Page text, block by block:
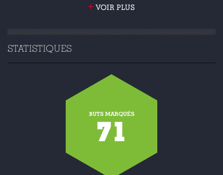
+ VOIR PLUS
STATISTIQUES
BUTS MARQUÉS
71